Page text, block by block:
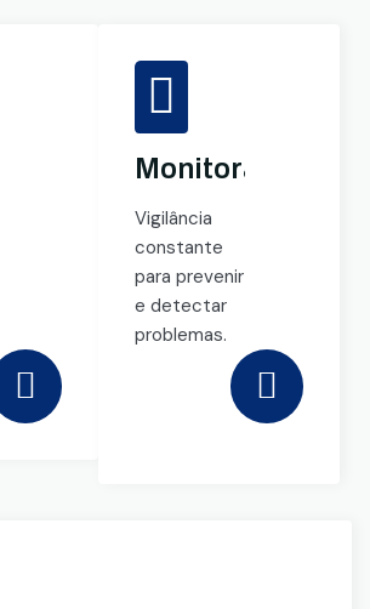
Monitoramento
Vigilância
constante
para prevenir
e detectar
problemas.